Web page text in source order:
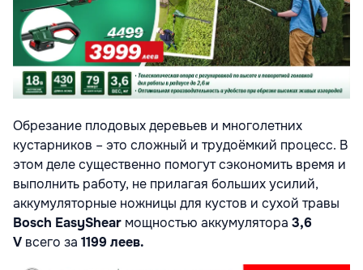
Обрезание плодовых деревьев и многолетних
кустарников – это сложный и трудоёмкий процесс. В
этом деле существенно помогут сэкономить время и
выполнить работу, не прилагая больших усилий,
аккумуляторные ножницы для кустов и cухой травы
Bosch EasyShear мощностью аккумулятора 3,6
V всего за 1199 леев.